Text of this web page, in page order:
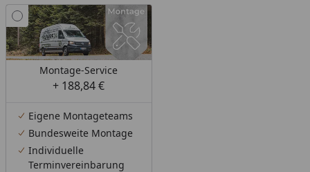
Montage-Service
+ 188,84 €
Eigene Montageteams
Bundesweite Montage
Individuelle
Terminvereinbarung